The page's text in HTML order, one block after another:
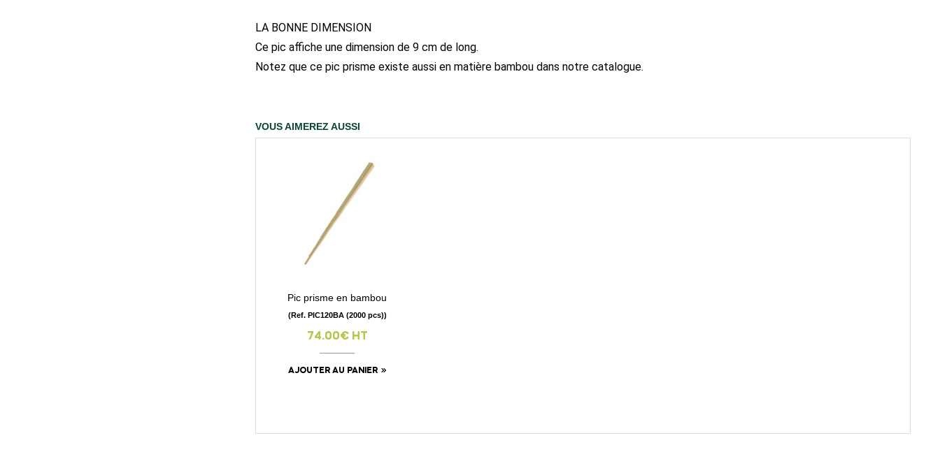
LA BONNE DIMENSION
Ce pic affiche une dimension de 9 cm de long.
Notez que ce pic prisme existe aussi en matière bambou dans notre catalogue.
VOUS AIMEREZ AUSSI
visibility
Pic prisme en bambou
(Ref. PIC120BA (2000 pcs))
74.00€ HT
AJOUTER AU PANIER